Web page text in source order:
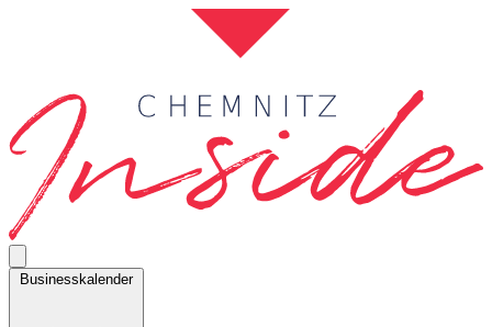
Businesskalender